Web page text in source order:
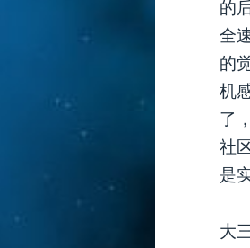
的
全
的
机
了
社
是
大